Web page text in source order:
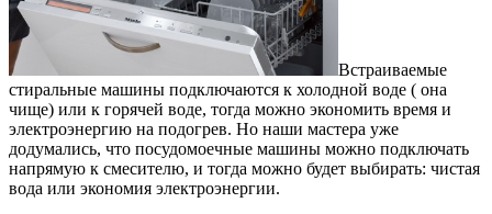
Встраиваемые
стиральные машины подключаются к холодной воде ( она
чище) или к горячей воде, тогда можно экономить время и
электроэнергию на подогрев. Но наши мастера уже
додумались, что посудомоечные машины можно подключать
напрямую к смесителю, и тогда можно будет выбирать: чистая
вода или экономия электроэнергии.